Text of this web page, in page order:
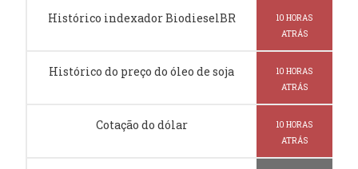
Histórico indexador BiodieselBR
10 HORAS
ATRÁS
Histórico do preço do óleo de soja
10 HORAS
ATRÁS
Cotação do dólar
10 HORAS
ATRÁS